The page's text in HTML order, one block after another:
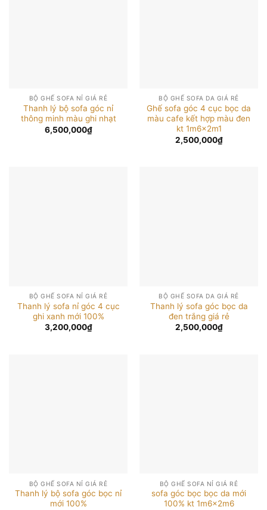
BỘ GHẾ SOFA NỈ GIÁ RẺ
Thanh lý bộ sofa góc nỉ
thông minh màu ghi nhạt
6,500,000₫
BỘ GHẾ SOFA DA GIÁ RẺ
Ghế sofa góc 4 cục bọc da
màu cafe kết hợp màu đen
kt 1m6x2m1
2,500,000₫
BỘ GHẾ SOFA NỈ GIÁ RẺ
Thanh lý sofa nỉ góc 4 cục
ghi xanh mới 100%
3,200,000₫
BỘ GHẾ SOFA DA GIÁ RẺ
Thanh lý sofa góc bọc da
đen trắng giá rẻ
2,500,000₫
BỘ GHẾ SOFA NỈ GIÁ RẺ
Thanh lý bộ sofa góc bọc nỉ
mới 100%
BỘ GHẾ SOFA NỈ GIÁ RẺ
sofa góc bọc bọc da mới
100% kt 1m6x2m6